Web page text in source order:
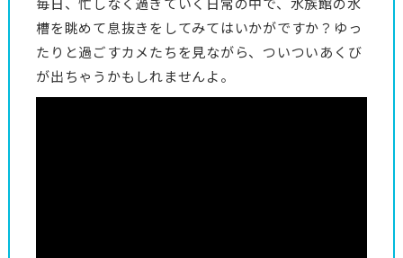
槽を眺めて息抜きをしてみてはいかがですか？ゆっ
たりと過ごすカメたちを見ながら、ついついあくび
が出ちゃうかもしれませんよ。